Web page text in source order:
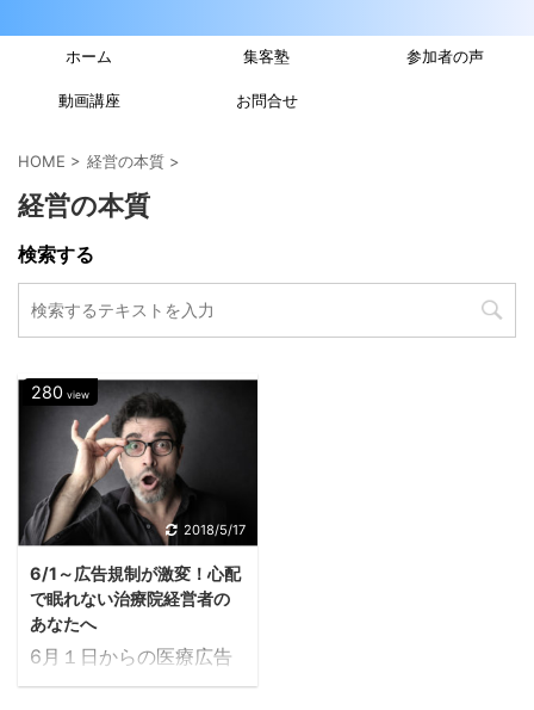
ホーム 集客塾 参加者の声
動画講座 お問合せ
HOME > 経営の本質 >
経営の本質
検索する
280 view
2018/5/17
6/1～広告規制が激変！心配
で眠れない治療院経営者の
あなたへ
6月１日からの医療広告
規制をご存知の治療院経